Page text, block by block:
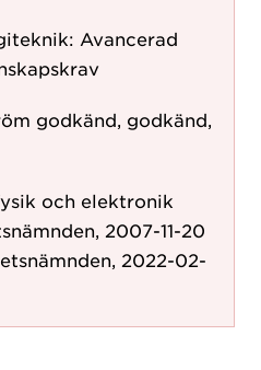
Avancerad
godkänd, godkänd,
och elektronik
2007-11-20
2022-02-